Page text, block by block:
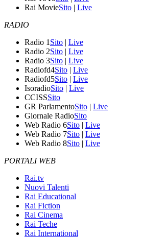
Rai MovieSito | Live
RADIO
Radio 1 Sito | Live
Radio 2Sito | Live
Radio 3Sito | Live
Radiofd4Sito | Live
Radiofd5Sito | Live
IsoradioSito | Live
CCISSSito
GR ParlamentoSito | Live
Giornale RadioSito
Web Radio 6Sito | Live
Web Radio 7Sito | Live
Web Radio 8Sito | Live
PORTALI WEB
Rai.tv
Nuovi Talenti
Rai Educational
Rai Fiction
Rai Cinema
Rai Teche
Rai International